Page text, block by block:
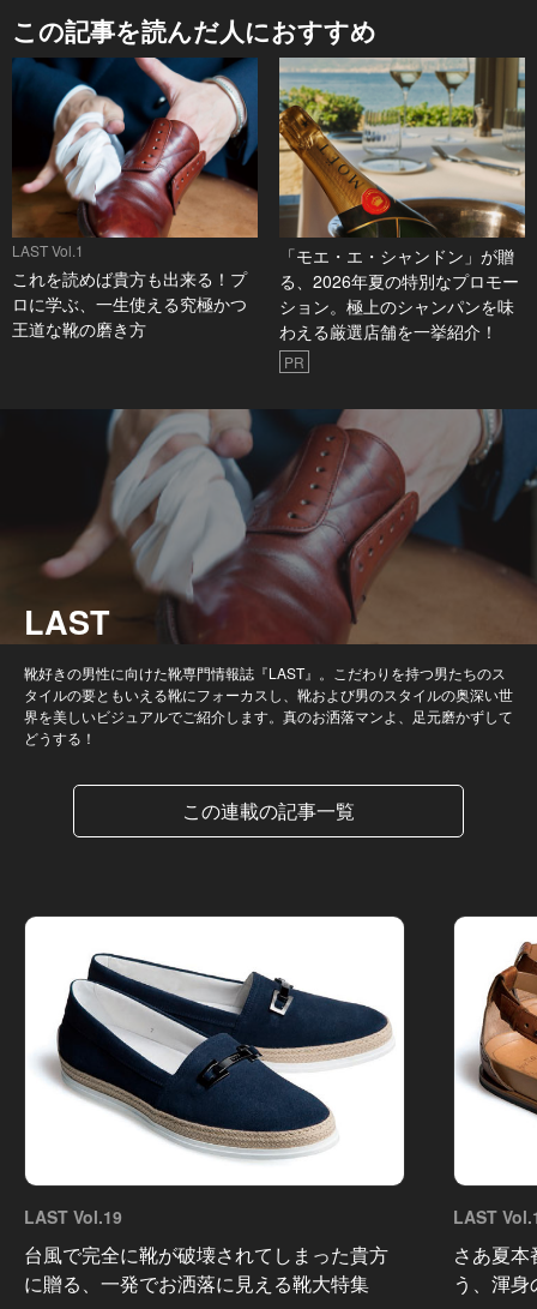
この記事を読んだ人におすすめ
LAST Vol.1
これを読めば貴方も出来る！プ
ロに学ぶ、一生使える究極かつ
王道な靴の磨き方
「モエ・エ・シャンドン」が贈
る、2026年夏の特別なプロモー
ション。極上のシャンパンを味
わえる厳選店舗を一挙紹介！
PR
LAST
靴好きの男性に向けた靴専門情報誌『LAST』。こだわりを持つ男たちのス
タイルの要ともいえる靴にフォーカスし、靴および男のスタイルの奥深い世
界を美しいビジュアルでご紹介します。真のお洒落マンよ、足元磨かずして
どうする！
この連載の記事一覧
LAST Vol.19
台風で完全に靴が破壊されてしまった貴方
に贈る、一発でお洒落に見える靴大特集
LAST
さあ夏
う、渾